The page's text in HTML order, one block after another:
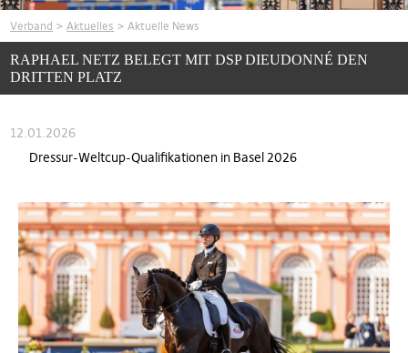
Verband >Aktuelles > Aktuelle News
RAPHAEL NETZ BELEGT MIT DSP DIEUDONNÉ DEN
DRITTEN PLATZ
12.01.2026
Dressur-Weltcup-Qualifikationen in Basel 2026